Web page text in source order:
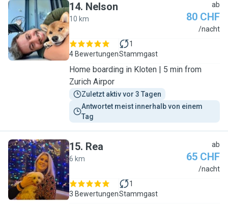
N
14. Nelson
10 km
ab
80 CHF
/nacht
4 Bewertungen
1
Stammgast
Home boarding in Kloten | 5 min from
Zurich Airpor
Zuletzt aktiv vor 3 Tagen
Antwortet meist innerhalb von einem
Tag
R
15. Rea
6 km
ab
65 CHF
/nacht
3 Bewertungen
1
Stammgast